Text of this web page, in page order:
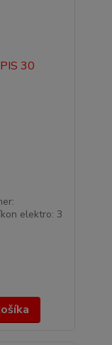
elektro: 3